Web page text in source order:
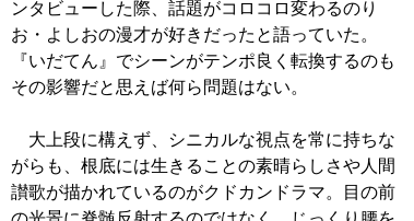
ンタビューした際、話題がコロコロ変わるのり
お・よしおの漫才が好きだったと語っていた。
『いだてん』でシーンがテンポ良く転換するのも
その影響だと思えば何ら問題はない。
大上段に構えず、シニカルな視点を常に持ちな
がらも、根底には生きることの素晴らしさや人間
讃歌が描かれているのがクドカンドラマ。目の前